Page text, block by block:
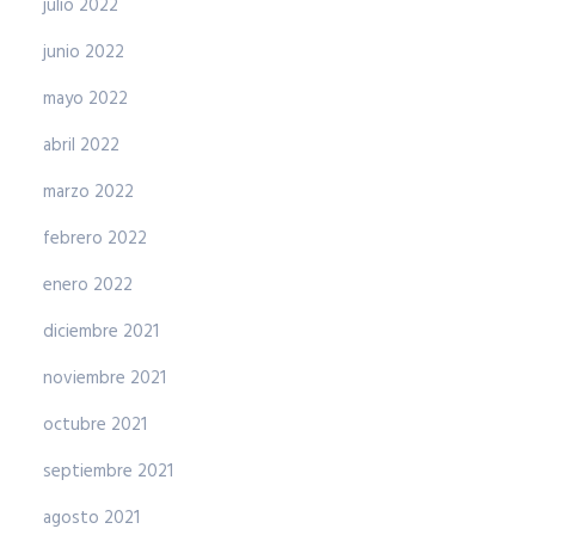
julio 2022
junio 2022
mayo 2022
abril 2022
marzo 2022
febrero 2022
enero 2022
diciembre 2021
noviembre 2021
octubre 2021
septiembre 2021
agosto 2021